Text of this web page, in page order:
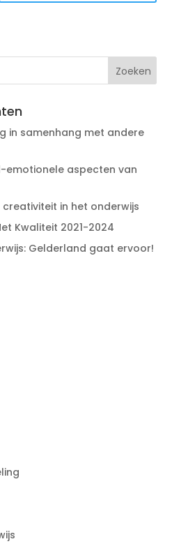
in samenhang met andere
emotionele aspecten van
creativiteit in het onderwijs
Kwaliteit 2021-2024
Gelderland gaat ervoor!